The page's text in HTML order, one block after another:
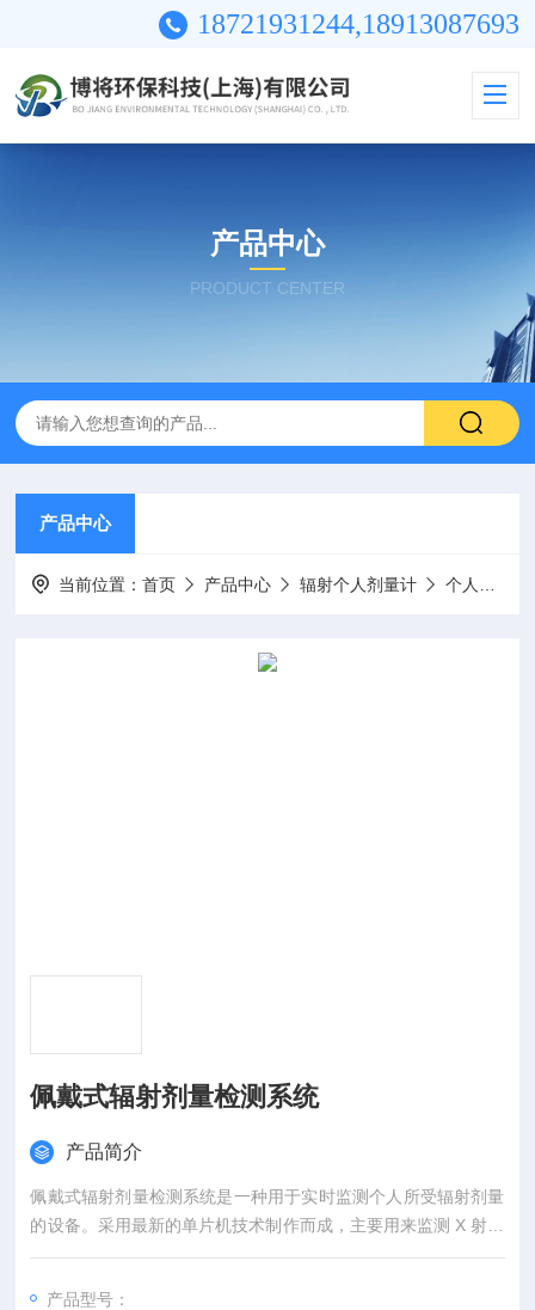
18721931244,18913087693
产品中心
PRODUCT CENTER
产品中心
当前位置：首页 产品中心 辐射个人剂量计 个人辐射剂量报警仪
佩戴式辐射剂量检测系统
产品简介
佩戴式辐射剂量检测系统是一种用于实时监测个人所受辐射剂量
的设备。采用最新的单片机技术制作而成，主要用来监测 X 射线
和 γ 射线。
产品型号：